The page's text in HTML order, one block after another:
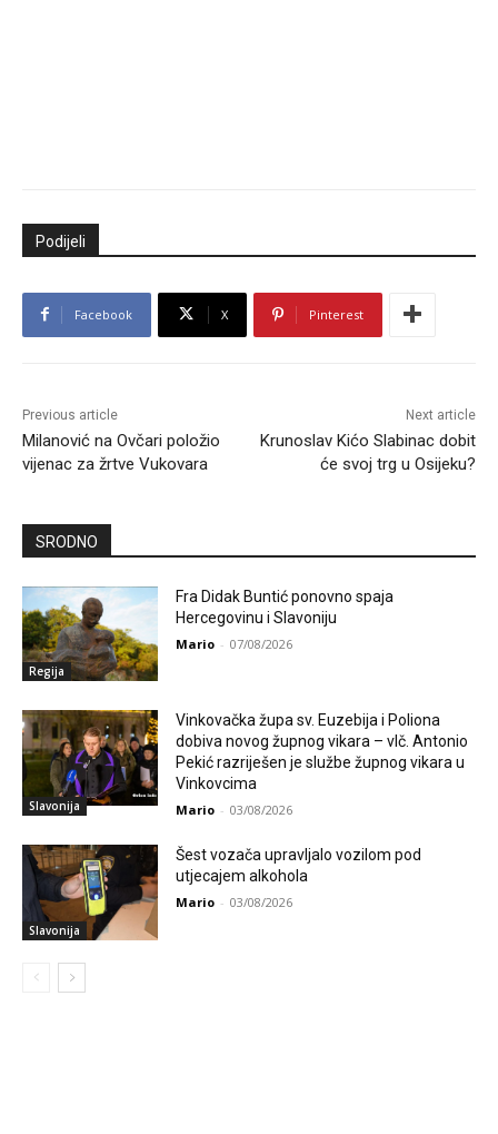
Podijeli
Facebook X Pinterest
Previous article
Milanović na Ovčari položio
vijenac za žrtve Vukovara
Next article
Krunoslav Kićo Slabinac dobit
će svoj trg u Osijeku?
SRODNO
Regija
Fra Didak Buntić ponovno spaja
Hercegovinu i Slavoniju
Mario - 07/08/2026
Slavonija
Vinkovačka župa sv. Euzebija i Poliona
dobiva novog župnog vikara – vlč. Antonio
Pekić razriješen je službe župnog vikara u
Vinkovcima
Mario - 03/08/2026
Slavonija
Šest vozača upravljalo vozilom pod
utjecajem alkohola
Mario - 03/08/2026